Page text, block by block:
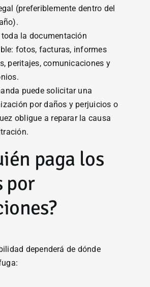
(preferiblemente dentro del
toda la documentación
fotos, facturas, informes
peritajes, comunicaciones y
puede solicitar una
por daños y perjuicios o
obligue a reparar la causa
paga los
por
dependerá de dónde